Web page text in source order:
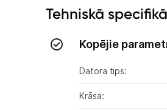
Tehniskā
Kopējie
Datora tips:
Krāsa: